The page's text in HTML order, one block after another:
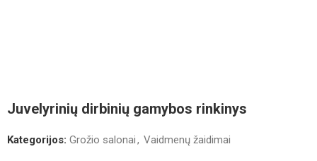
Juvelyrinių dirbinių gamybos rinkinys
Kategorijos: Grožio salonai, Vaidmenų žaidimai